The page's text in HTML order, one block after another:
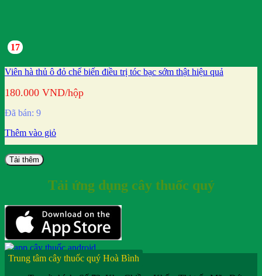
17
Viên hà thủ ô đỏ chế biến điều trị tóc bạc sớm thật hiệu quả
180.000 VND/hộp
Đã bán: 9
Thêm vào giỏ
Tải thêm
Tải ứng dụng cây thuốc quý
Trung tâm cây thuốc quý Hoà Bình